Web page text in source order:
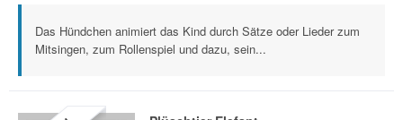
Das Hündchen animiert das Kind durch Sätze oder Lieder zum
Mitsingen, zum Rollenspiel und dazu, sein...